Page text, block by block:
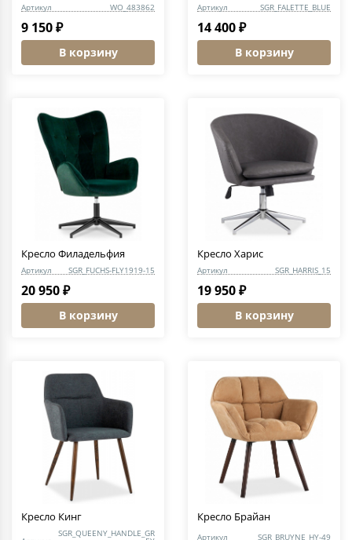
Артикул WO_483862
9 150 ₽
В корзину
Артикул SGR_FALETTE_BLUE
14 400 ₽
В корзину
Кресло Филадельфия
Артикул SGR_FUCHS-FLY1919-15
20 950 ₽
В корзину
Кресло Харис
Артикул SGR_HARRIS_15
19 950 ₽
В корзину
Кресло Кинг
SGR_QUEENY_HANDLE_GR
Кресло Брайан
Артикул SGR_BRUYNE_HY-49